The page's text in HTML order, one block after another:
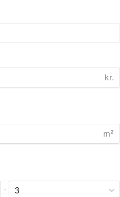
kr.
m²
-